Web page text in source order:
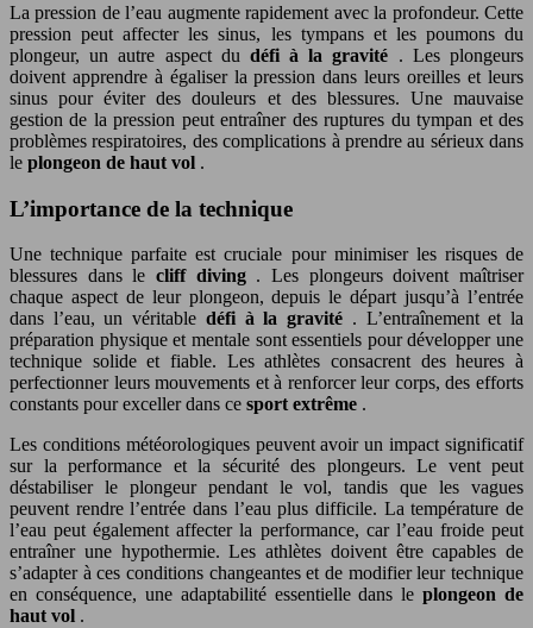
La pression de l’eau augmente rapidement avec la profondeur. Cette
pression peut affecter les sinus, les tympans et les poumons du
plongeur, un autre aspect du défi à la gravité . Les plongeurs
doivent apprendre à égaliser la pression dans leurs oreilles et leurs
sinus pour éviter des douleurs et des blessures. Une mauvaise
gestion de la pression peut entraîner des ruptures du tympan et des
problèmes respiratoires, des complications à prendre au sérieux dans
le plongeon de haut vol .
L’importance de la technique
Une technique parfaite est cruciale pour minimiser les risques de
blessures dans le cliff diving . Les plongeurs doivent maîtriser
chaque aspect de leur plongeon, depuis le départ jusqu’à l’entrée
dans l’eau, un véritable défi à la gravité . L’entraînement et la
préparation physique et mentale sont essentiels pour développer une
technique solide et fiable. Les athlètes consacrent des heures à
perfectionner leurs mouvements et à renforcer leur corps, des efforts
constants pour exceller dans ce sport extrême .
Les conditions météorologiques peuvent avoir un impact significatif
sur la performance et la sécurité des plongeurs. Le vent peut
déstabiliser le plongeur pendant le vol, tandis que les vagues
peuvent rendre l’entrée dans l’eau plus difficile. La température de
l’eau peut également affecter la performance, car l’eau froide peut
entraîner une hypothermie. Les athlètes doivent être capables de
s’adapter à ces conditions changeantes et de modifier leur technique
en conséquence, une adaptabilité essentielle dans leplongeon de
haut vol .